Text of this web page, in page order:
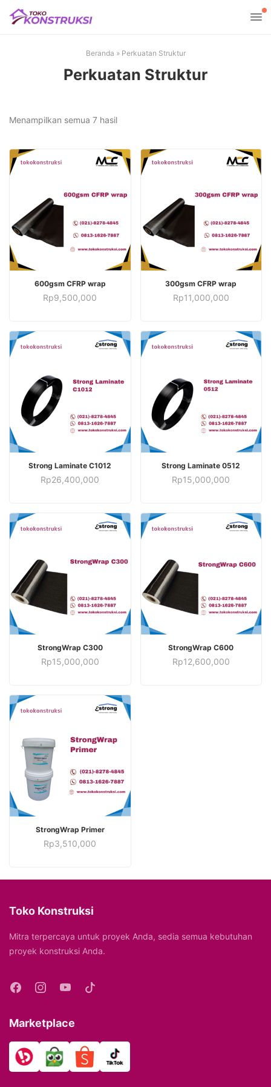
Beranda » Perkuatan Struktur
Perkuatan Struktur
Menampilkan semua 7 hasilDiurutkan
popularitas
TAMBAH KE KERANJANG
600gsm CFRP wrap
Rp9,500,000
TAMBAH KE KERANJANG
300gsm CFRP wrap
Rp11,000,000
TAMBAH KE KERANJANG
Strong Laminate C1012
Rp26,400,000
TAMBAH KE KERANJANG
Strong Laminate 0512
Rp15,000,000
TAMBAH KE KERANJANG
StrongWrap C300
Rp15,000,000
TAMBAH KE KERANJANG
StrongWrap C600
Rp12,600,000
TAMBAH KE KERANJANG
StrongWrap Primer
Rp3,510,000
Toko Konstruksi
Mitra terpercaya untuk proyek Anda, sedia semua kebutuhan
proyek konstruksi Anda.
Marketplace